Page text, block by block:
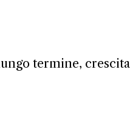
termine,